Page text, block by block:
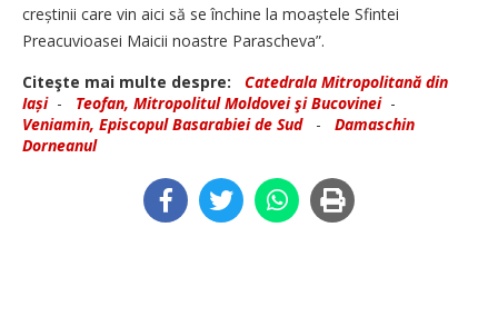
creștinii care vin aici să se închine la moaștele Sfintei
Preacuvioasei Maicii noastre Parascheva”.
Citeşte mai multe despre:
Catedrala Mitropolitană din
Iași- Teofan, Mitropolitul Moldovei şi Bucovinei-
Veniamin, Episcopul Basarabiei de Sud
- Damaschin
Dorneanul